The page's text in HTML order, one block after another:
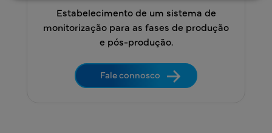
Estabelecimento de um sistema de
monitorização para as fases de produção
e pós-produção.
Fale connosco